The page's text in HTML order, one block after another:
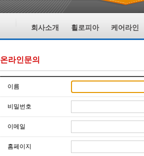
회사소개 휠로피아 케어라인
온라인문의
이름
비밀번호
이메일
홈페이지